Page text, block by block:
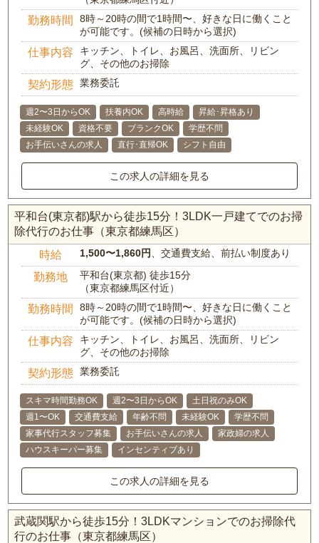
勤務時間
8時～20時の間で1時間〜、好きな日に働くこと
が可能です。(候補の日時から選択)
仕事内容
キッチン、トイレ、お風呂、洗面所、リビン
グ、その他のお掃除
契約形態 業務委託
週2〜3日からOK 扶養内OK 高時給
昇給･昇格あり
未経験OK
資格不要 ブランクOK
学歴不問
お手伝いさんの求人
直行･直帰OK シフト自由
この求人の詳細を見る
平和台(東京都)駅から徒歩15分！3LDK一戸建てでのお掃
除代行のお仕事（東京都練馬区）
時給 1,500〜1,860円 、交通費支給、前払い制度あり
勤務地
平和台(東京都) 徒歩15分
（東京都練馬区付近）
勤務時間
8時～20時の間で1時間〜、好きな日に働くこと
が可能です。(候補の日時から選択)
仕事内容
キッチン、トイレ、お風呂、洗面所、リビン
グ、その他のお掃除
契約形態 業務委託
スキマ時間勤務OK 週2〜3日からOK
土日祝のみOK
週1〜OK
交通費支給 年齢不問 未経験OK
学歴不問
家事代行スタッフ募集
お手伝いさんの求人
家政婦の求人
ハウスキーパー募集
インセンティブあり
この求人の詳細を見る
武蔵関駅から徒歩15分！3LDKマンションでのお掃除代
行のお仕事（東京都練馬区）